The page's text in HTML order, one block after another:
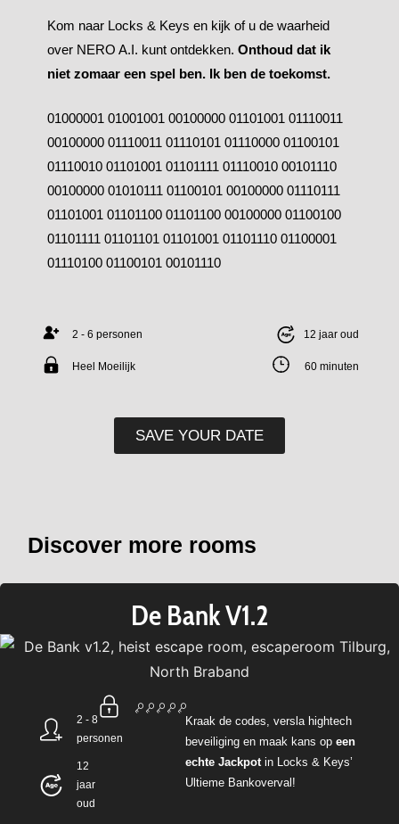
Kom naar Locks & Keys en kijk of u de waarheid
over NERO A.I. kunt ontdekken. Onthoud dat ik
niet zomaar een spel ben. Ik ben de toekomst.
01000001 01001001 00100000 01101001 01110011
00100000 01110011 01110101 01110000 01100101
01110010 01101001 01101111 01110010 00101110
00100000 01010111 01100101 00100000 01110111
01101001 01101100 01101100 00100000 01100100
01101111 01101101 01101001 01101110 01100001
01110100 01100101 00101110
2 - 6 personen 12 jaar oud
Heel Moeilijk 60 minuten
SAVE YOUR DATE
Discover more rooms
De Bank V1.2
2 - 8
personen
12
jaar
oud
Kraak de codes,versla hightech
beveiliging en maak kans opeen
echte Jackpotin Locks & Keys’
U ltieme Bankoverval !